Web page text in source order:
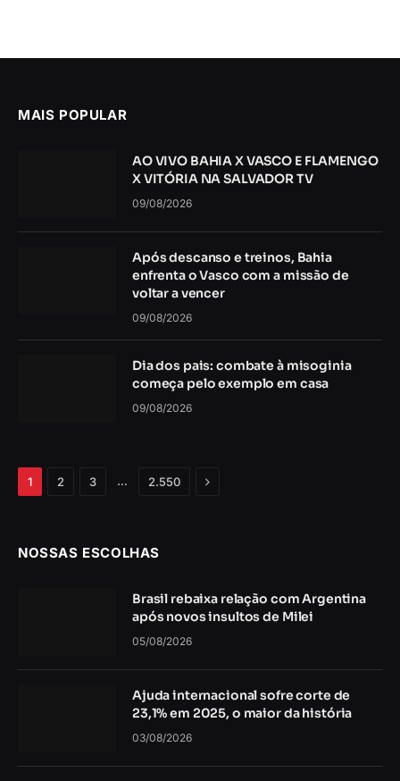
MAIS POPULAR
AO VIVO BAHIA X VASCO E FLAMENGO
X VITÓRIA NA SALVADOR TV
09/08/2026
Após descanso e treinos, Bahia
enfrenta o Vasco com a missão de
voltar a vencer
09/08/2026
Dia dos pais: combate à misoginia
começa pelo exemplo em casa
09/08/2026
1 2 3 … 2.550 Próximo
NOSSAS ESCOLHAS
Brasil rebaixa relação com Argentina
após novos insultos de Milei
05/08/2026
Ajuda internacional sofre corte de
23,1% em 2025, o maior da história
03/08/2026